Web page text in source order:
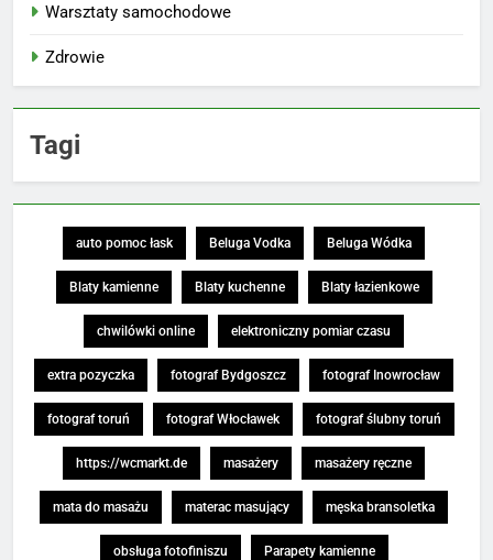
Warsztaty samochodowe
Zdrowie
Tagi
auto pomoc łask Beluga Vodka Beluga Wódka
Blaty kamienne Blaty kuchenne Blaty łazienkowe
chwilówki online elektroniczny pomiar czasu
extra pozyczka fotograf Bydgoszcz fotograf Inowrocław
fotograf toruń fotograf Włocławek fotograf ślubny toruń
https://wcmarkt.de masażery masażery ręczne
mata do masażu materac masujący męska bransoletka
obsługa fotofiniszu Parapety kamienne